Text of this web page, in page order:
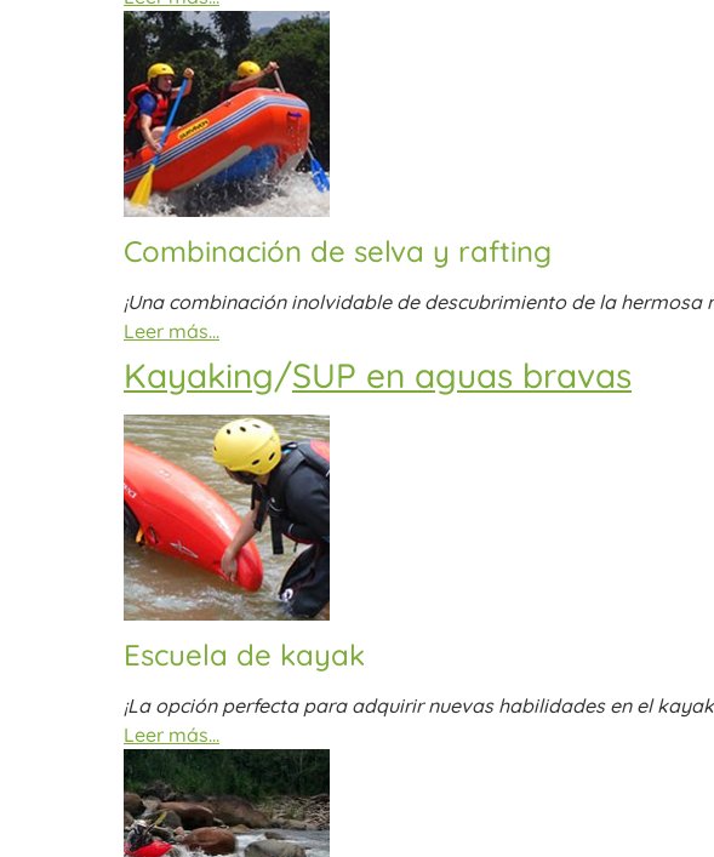
Combinación de selva y rafting
¡Una combinación inolvidable de descubrimiento de la
Leer más…
Kayaking/SUP en aguas bravas
Escuela de kayak
¡La opción perfecta para adquirir nuevas habilidades en el
Leer más…